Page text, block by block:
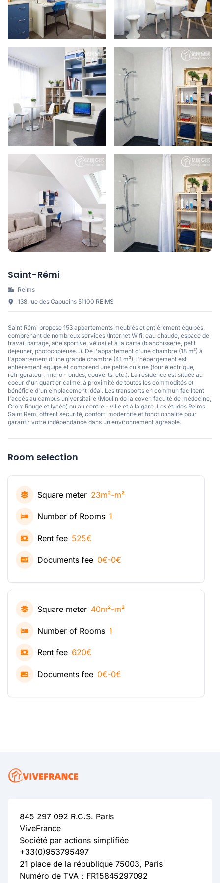
Saint-Rémi
Reims
138 rue des Capucins 51100 REIMS
Saint Rémi propose 153 appartements meublés et entièrement équipés,
comprenant de nombreux services (Internet Wifi, eau chaude, espace de
travail partagé, aire sportive, vélos) et à la carte (blanchisserie, petit
déjeuner, photocopieuse...). De l'appartement d'une chambre (18 m²) à
l'appartement d'une grande chambre (41 m²), l'hébergement est
entièrement équipé et comprend une petite cuisine (four électrique,
réfrigérateur, micro - ondes, couverts, etc.). La résidence est située au
coeur d'un quartier calme, à proximité de toutes les commodités et
bénéficie d'un emplacement idéal. Les transports en commun facilitent
l'accès au campus universitaire (Moulin de la cover, faculté de médecine,
Croix Rouge et lycée) ou au centre - ville et à la gare. Les études Reims
Saint Rémi offrent sécurité, confort, modernité et fonctionnalité pour
garantir votre indépendance dans un environnement agréable.
Room selection
Square meter 23m²-m²
Number of Rooms 1
Rent fee 525€
Documents fee 0€-0€
Square meter 40m²-m²
Number of Rooms 1
Rent fee 620€
Documents fee 0€-0€
845 297 092 R.C.S. Paris
ViveFrance
Société par actions simplifiée
+33(0)953795497
21 place de la république 75003, Paris
Numéro de TVA：FR15845297092